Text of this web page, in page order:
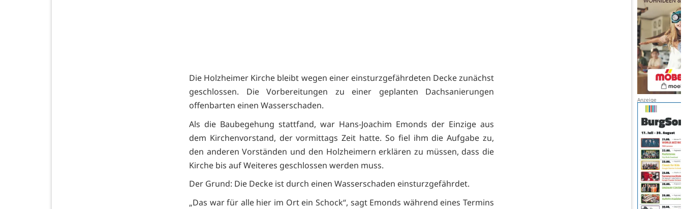
Die reich
Die Holzheimer Kirche bleibt wegen einer einsturzgefährdeten Decke zunächst
geschlossen. Die Vorbereitungen zu einer geplanten Dachsanierungen
offenbarten einen Wasserschaden.
Als die Baubegehung stattfand, war Hans-Joachim Emonds der Einzige aus
dem Kirchenvorstand, der vormittags Zeit hatte. So fiel ihm die Aufgabe zu,
den anderen Vorständen und den Holzheimern erklären zu müssen, dass die
Kirche bis auf Weiteres geschlossen werden muss.
Der Grund: Die Decke ist durch einen Wasserschaden einsturzgefährdet.
„Das war für alle hier im Ort ein Schock“, sagt Emonds während eines Termins